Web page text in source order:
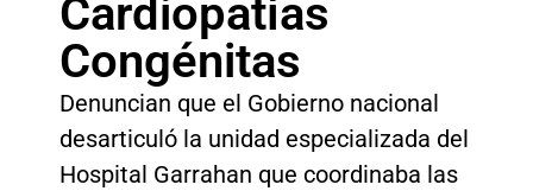
Cardiopatías
Congénitas
Denuncian que el Gobierno nacional
desarticuló la unidad especializada del
Hospital Garrahan que coordinaba las